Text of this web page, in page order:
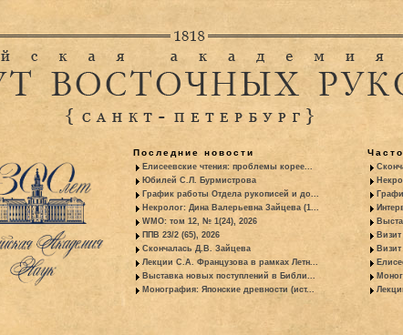
Последние новости
Елисеевские чтения: проблемы корее...
Юбилей С.Л. Бурмистрова
График работы Отдела рукописей и до...
Некролог: Дина Валерьевна Зайцева (1...
WMO: том 12, № 1(24), 2026
ППВ 23/2 (65), 2026
Скончалась Д.В. Зайцева
Лекции С.А. Французова в рамках Летн...
Выставка новых поступлений в Библи...
Монография: Японские древности (ист...